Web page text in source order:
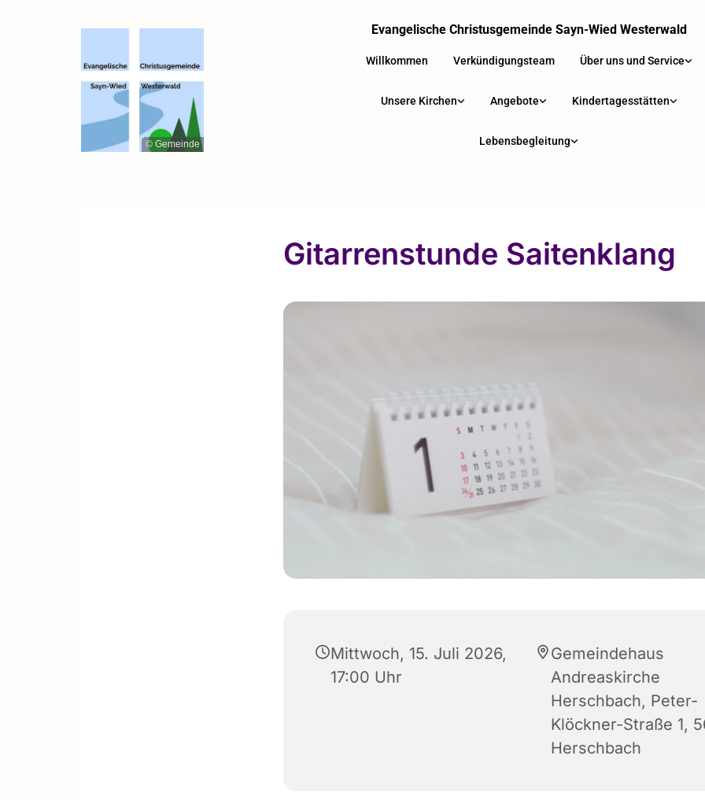
© Gemeinde
Evangelische Christusgemeinde Sayn-Wied Westerwald
Willkommen Verkündigungsteam Über uns und Service
Unsere Kirchen Angebote Kindertagesstätten
Lebensbegleitung
Gitarrenstunde Saitenklang
Mittwoch, 15. Juli 2026,
17:00 Uhr
Gemeindehaus
Andreaskirche
Herschbach, Peter-
Klöckner-Straße 1,
Herschbach